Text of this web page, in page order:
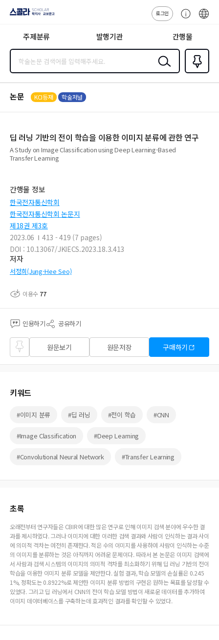
지사·교보문고
로그인
센
주제분류 발행기관 간행물
검색
즐겨찾
기0
논문 KCI등재 학술저널
딥 러닝 기반의 전이 학습을 이용한 이미지 분류에 관한 연구
A Study on Image Classification using Deep Learning-Based
Transfer Learning
간행물 정보
한국전자통신학회
한국전자통신학회 논문지
제18권 제3호
2023.06
413 - 419 (7 pages)
DOI : 10.13067/JKIECS.2023.18.3.413
저자
서정희(Jung-Hee Seo)
이용수 77
인용하기 공유하기
즐겨
찾기
원문보기 원문저장 구매하기
키워드
#이미지 분류 #딥 러닝 #전이 학습 #CNN
#Image Classification #Deep Learning
#Convolutional Neural Network #Transfer Learning
초록
오래전부터 연구자들은 CBIR에 대한 많은 연구로 인해 이미지 검색 분야에 우수한 결
과를 제시하였다. 그러나 이미지에 대한 이러한 검색 결과와 사람이 인식하는 결과 사이
에 의미적 격차는 여전히 존재한다. 적은 수의 이미지를 사용하여 사람이 인식하는 수준
의 이미지를 분류하는 것은 아직까지 어려운 문제이다. 따라서 본 논문은 이미지 검색에
서 사람과 검색 시스템의 이미지의 의미적 격차를 최소화하기 위해 딥 러닝 기반의 전이
학습을 이용한 이미지 분류 모델을 제안한다. 실험 결과, 학습 모델의 손실률은 0.245
1%, 정확도는 0.8922%로 제안한 이미지 분류 방법의 구현은 원하는 목표를 달성할 수
있었다. 그리고 딥 러닝에서 CNN의 전이 학습 모델 방법이 새로운 데이터를 추가하여
이미지 데이터베이스를 구축하는데 효과적인 결과를 확인할 수 있었다.